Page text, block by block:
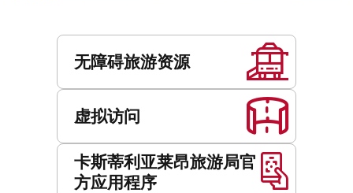
无障碍旅游资源
虚拟访问
卡斯蒂利亚莱昂旅游局官
方应用程序